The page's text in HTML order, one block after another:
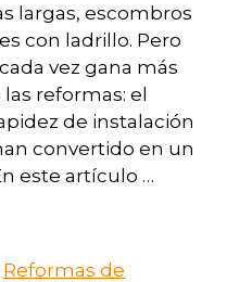
largas, escombros
con ladrillo. Pero
vez gana más
reformas: el
de instalación
convertido en un
este artículo …
Reformas de